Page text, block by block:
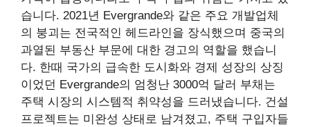
습니다. 2021년 Evergrande와 같은 주요 개발업체
의 붕괴는 전국적인 헤드라인을 장식했으며 중국의
과열된 부동산 부문에 대한 경고의 역할을 했습니
다. 한때 국가의 급속한 도시화와 경제 성장의 상징
이었던 Evergrande의 엄청난 3000억 달러 부채는
주택 시장의 시스템적 취약성을 드러냈습니다. 건설
프로젝트는 미완성 상태로 남겨졌고, 주택 구입자들